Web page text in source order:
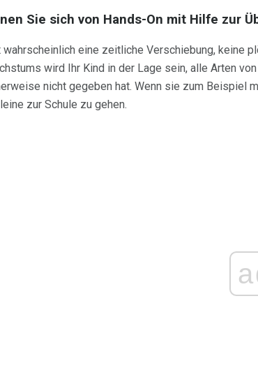
Sie sich von Hands-On mit Hilfe zur
wahrscheinlich eine zeitliche Verschiebung, keine
wird Ihr Kind in der Lage sein, alle Arten
nicht gegeben hat. Wenn sie zum Beispiel
zur Schule zu gehen.